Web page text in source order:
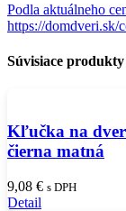
Podla aktuálneho
https://domdveri.sk/
Súvisiace produkty
Kľučka na
čierna matná
9,08 € s DPH
Detail